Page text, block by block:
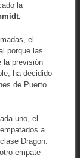
la
el
porque las
la previsión
ha decidido
de Puerto
uno, el
a
Dragon.
empate